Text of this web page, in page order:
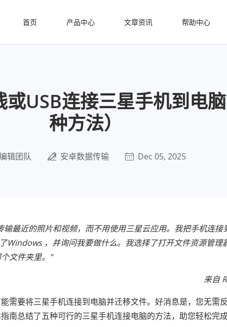
首页 产品中心 文章资讯 帮助中心
或USB连接三星手机到电
种方法）
辑团队 安卓数据传输 Dec 05, 2025
最近的照片和视频，而不用使用三星云应用。我把手机连接
，并询问我要做什么。我选择了打开文件资源管理
文件夹里。”
来自
需要将三星手机连接到电脑并迁移文件。好消息是，您无需
南总结了五种可行的三星手机连接电脑的方法，助您轻松完